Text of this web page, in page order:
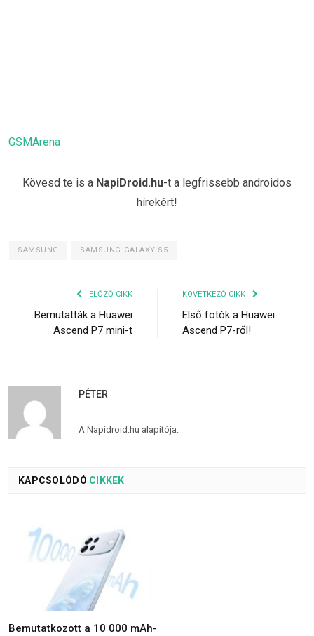
GSMArena
Kövesd te is a NapiDroid.hu-t a legfrissebb androidos
hírekért!
SAMSUNG SAMSUNG GALAXY S5
ELŐZŐ CIKK
Bemutatták a Huawei
Ascend P7 mini-t
KÖVETKEZŐ CIKK
Első fotók a Huawei
Ascend P7-ről!
PÉTER
A Napidroid.hu alapítója.
KAPCSOLÓDÓ CIKKEK
Bemutatkozott a 10 000 mAh-